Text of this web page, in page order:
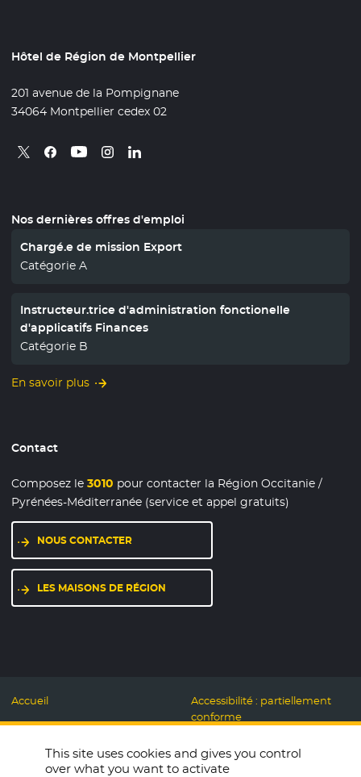
Hôtel de Région de Montpellier
201 avenue de la Pompignane
34064 Montpellier cedex 02
Retrouvez nous sur X
- Nouvelle fenêtre
Retrouvez nous sur Facebook
- Nouvelle fenêtre
Retrouvez nous sur Youtube
- Nouvelle fenêtre
Retrouvez nous sur Instagram
- Nouvelle fenêtre
Retrouvez nous sur Linkedin
- Nouvelle fenêtre
Nos dernières offres d'emploi
Chargé.e de mission Export
Catégorie A
Instructeur.trice d'administration fonctionelle
d'applicatifs Finances
Catégorie B
En savoir plus
Contact
Composez le3010 pour contacter la Région Occitanie /
Pyrénées-Méditerranée (service et appel gratuits)
NOUS CONTACTER
LES MAISONS DE RÉGION
Accueil
Mentions légales
Données personnelles et
Cookies
Accessibilité : partiellement
conforme
Responsable
This site uses cookies and gives you control
over what you want to activate